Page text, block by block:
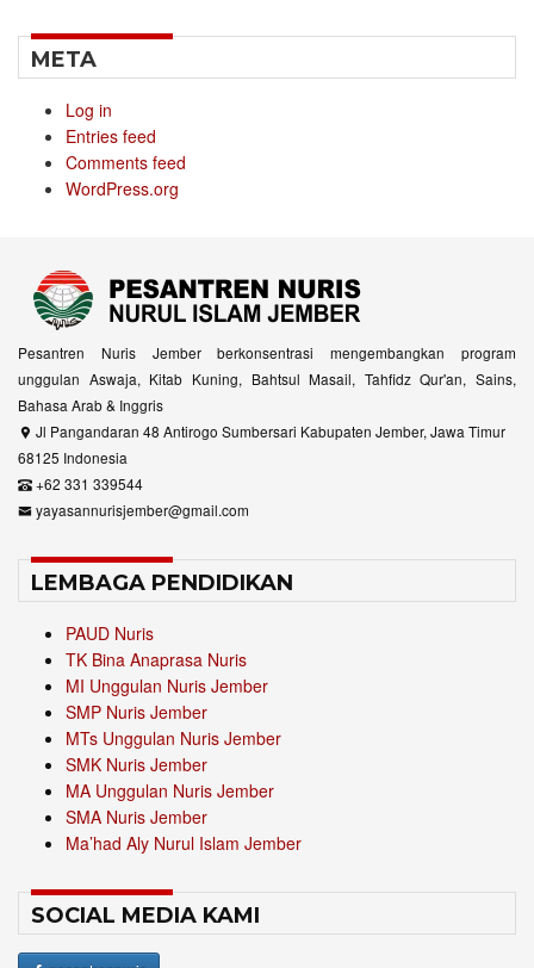
META
Log in
Entries feed
Comments feed
WordPress.org
Pesantren Nuris Jember berkonsentrasi mengembangkan program
unggulan Aswaja, Kitab Kuning, Bahtsul Masail, Tahfidz Qur'an, Sains,
Bahasa Arab & Inggris
Jl Pangandaran 48 Antirogo Sumbersari Kabupaten Jember, Jawa Timur
68125 Indonesia
+62 331 339544
yayasannurisjember@gmail.com
LEMBAGA PENDIDIKAN
PAUD Nuris
TK Bina Anaprasa Nuris
MI Unggulan Nuris Jember
SMP Nuris Jember
MTs Unggulan Nuris Jember
SMK Nuris Jember
MA Unggulan Nuris Jember
SMA Nuris Jember
Ma’had Aly Nurul Islam Jember
SOCIAL MEDIA KAMI